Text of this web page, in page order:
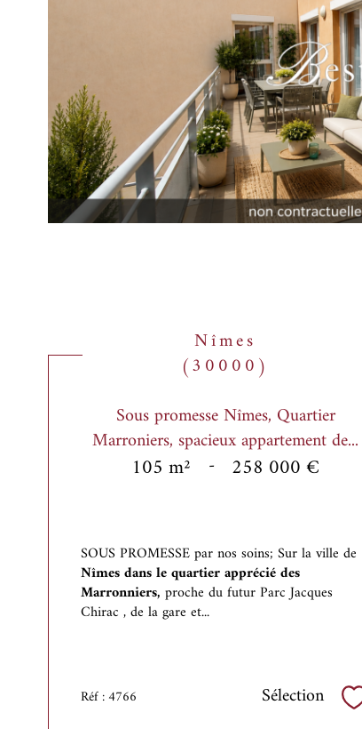
Nîmes
(30000)
Sous promesse Nîmes, Quartier
Marroniers, spacieux appartement de...
105 m² - 258 000 €
SOUS PROMESSE par nos soins; Sur la ville de
Nîmes dans le quartier apprécié des
Marronniers, proche du futur Parc Jacques
Chirac , de la gare et...
Réf : 4766 Sélection